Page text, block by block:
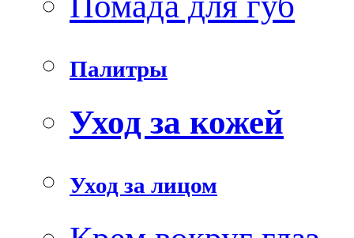
Палитры
Уход за кожей
Уход за лицом